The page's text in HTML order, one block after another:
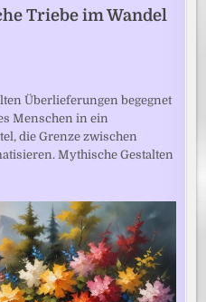
Triebe im Wandel
Überlieferungen begegnet
Menschen in ein
die Grenze zwischen
Mythische Gestalten